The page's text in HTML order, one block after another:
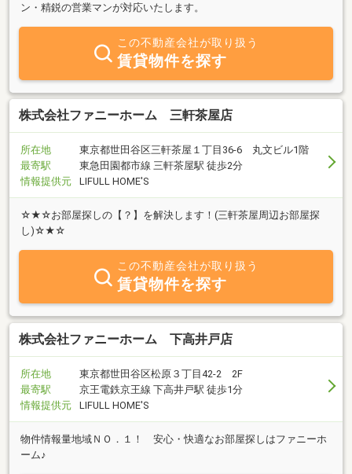
ン・精鋭の営業マンが対応いたします。
この不動産会社が取り扱う
賃貸物件を探す
株式会社ファニーホーム 三軒茶屋店
所在地
東京都世田谷区三軒茶屋１丁目36-6 丸文ビル1階
最寄駅
東急田園都市線 三軒茶屋駅 徒歩2分
情報提供元
LIFULL HOME'S
☆★☆お部屋探しの【？】を解決します！(三軒茶屋周辺お部屋探
し)☆★☆
この不動産会社が取り扱う
賃貸物件を探す
株式会社ファニーホーム 下高井戸店
所在地
東京都世田谷区松原３丁目42-2 2F
最寄駅
京王電鉄京王線 下高井戸駅 徒歩1分
情報提供元
LIFULL HOME'S
物件情報量地域ＮＯ．１！ 安心・快適なお部屋探しはファニーホ
ーム♪